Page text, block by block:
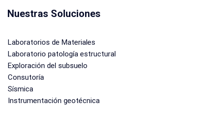
Nuestras Soluciones
Laboratorios de Materiales
Laboratorio patología estructural
Exploración del subsuelo
Consutoría
Sísmica
Instrumentación geotécnica